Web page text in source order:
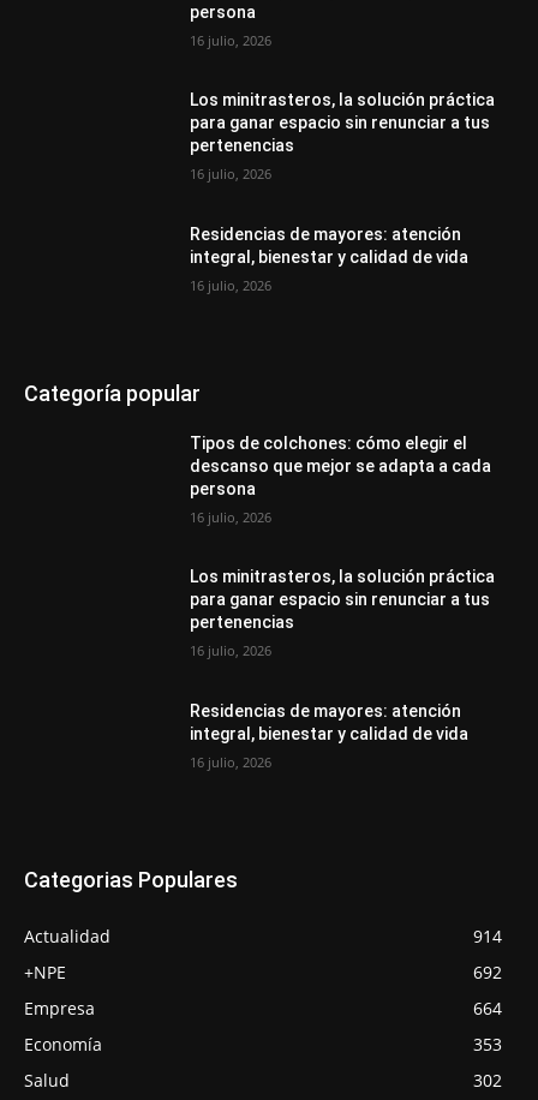
persona
16 julio, 2026
Los minitrasteros, la solución práctica
para ganar espacio sin renunciar a tus
pertenencias
16 julio, 2026
Residencias de mayores: atención
integral, bienestar y calidad de vida
16 julio, 2026
Categoría popular
Tipos de colchones: cómo elegir el
descanso que mejor se adapta a cada
persona
16 julio, 2026
Los minitrasteros, la solución práctica
para ganar espacio sin renunciar a tus
pertenencias
16 julio, 2026
Residencias de mayores: atención
integral, bienestar y calidad de vida
16 julio, 2026
Categorias Populares
Actualidad
914
+NPE
692
Empresa
664
Economía
353
Salud
302